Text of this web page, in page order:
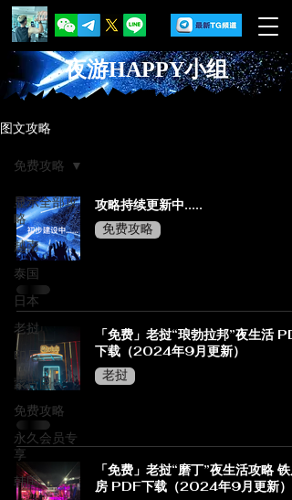
夜游HAPPY小组
图文攻略
显示全部攻
略
越南
泰国
日本
老挝
印尼
蒙古国
免费攻略
永久会员专
享
韩国
免费攻略
攻略持续更新中.....
免费攻略
「免费」老挝“琅勃拉邦”夜生活
下载（2024年9月更新）
老挝
「免费」老挝“磨丁”夜生活攻略 铁
房 PDF下载（2024年9月更新）